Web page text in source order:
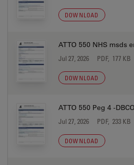
DOWNLOAD
ATTO 550 NHS msds
Jul 27, 2026 PDF, 177 KB
DOWNLOAD
ATTO 550 Peg 4 -
Jul 27, 2026 PDF, 233 KB
DOWNLOAD